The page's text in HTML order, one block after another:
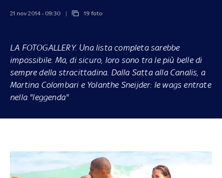
21 nov 2014 - 09:30 19 foto
LA FOTOGALLERY. Una lista completa sarebbe
impossibile. Ma, di sicuro, loro sono tra le più belle di
sempre della stracittadina. Dalla Satta alla Canalis, a
Martina Colombari e Yolanthe Sneijder: le wags entrate
nella "leggenda"